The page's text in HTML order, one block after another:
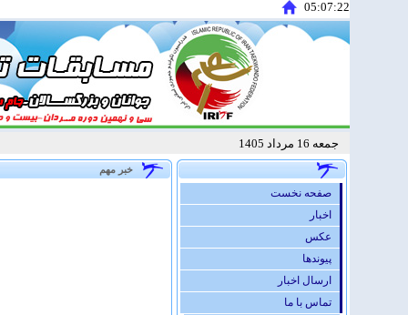
05:07:22
جمعه 16 مرداد 1405
خبر مهم
صفحه نخست
اخبار
عكس
پيوندها
ارسال اخبار
تماس با ما